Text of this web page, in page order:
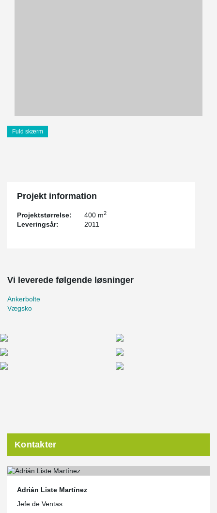
Fuld skærm
Projekt information
Projektstørrelse: 400 m2
Leveringsår: 2011
Vi leverede følgende løsninger
Ankerbolte
Vægsko
Kontakter
Adrián Liste Martínez
Jefe de Ventas